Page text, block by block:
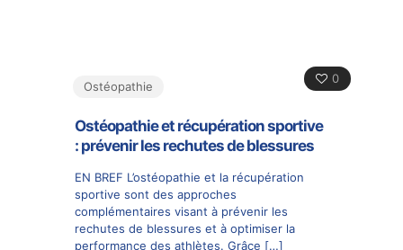
0
Ostéopathie
Ostéopathie et récupération sportive
: prévenir les rechutes de blessures
EN BREF L’ostéopathie et la récupération
sportive sont des approches
complémentaires visant à prévenir les
rechutes de blessures et à optimiser la
performance des athlètes. Grâce […]